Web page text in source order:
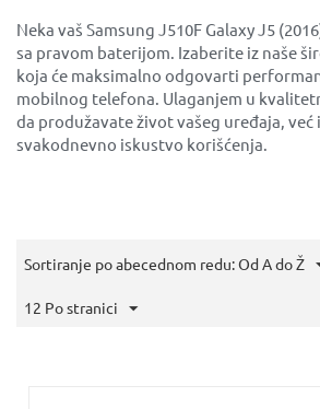
Neka vaš Samsung J510F Galaxy J5
sa pravom baterijom. Izaberite iz naše
koja će maksimalno odgovarti
mobilnog telefona. Ulaganjem u
da produžavate život vašeg uređaja,
svakodnevno iskustvo korišćenja.
Sortiranje po abecednom redu: Od A do Ž
12 Po stranici